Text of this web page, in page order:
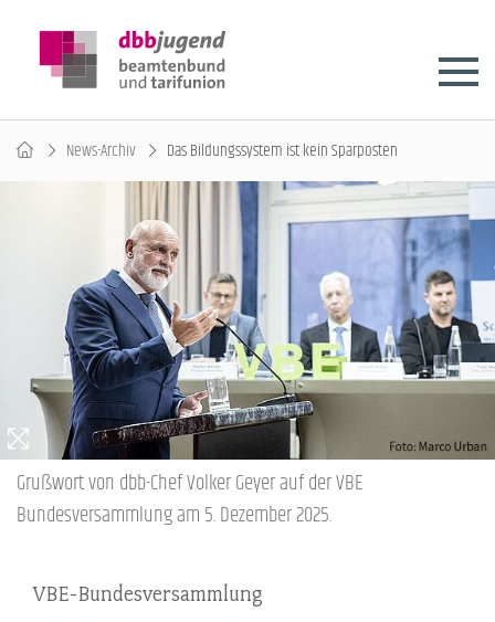
News-Archiv Das Bildungssystem ist kein Sparposten
Grußwort von dbb-Chef Volker Geyer auf der VBE
Bundesversammlung am 5. Dezember 2025.
VBE-Bundesversammlung